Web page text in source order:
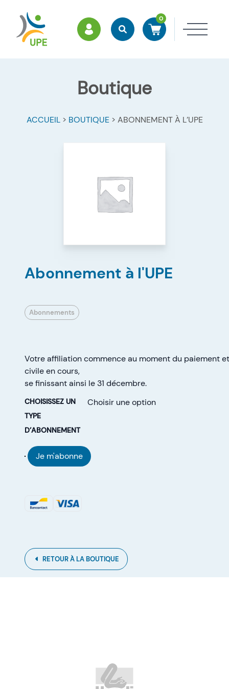
ESPACE MEMBRES
RechercherAccéder à mon panier
0
Boutique
ACCUEIL> BOUTIQUE> ABONNEMENT À L’UPE
Abonnement à l'UPE
Abonnements
Votre affiliation commence au moment du paiement
civile en cours,
se finissant ainsi le 31 décembre.
CHOISISSEZ UN
TYPE
D’ABONNEMENT
quantité
l'UPE
Je m'abonne
RETOUR À LA BOUTIQUE